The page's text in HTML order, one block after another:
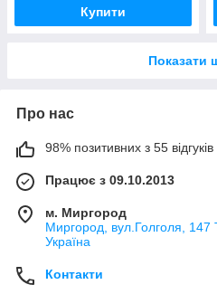
Купити
Показати
Про нас
98% позитивних з 55 відгуків
Працює з 09.10.2013
м. Миргород
Миргород, вул.Голголя,
Україна
Контакти